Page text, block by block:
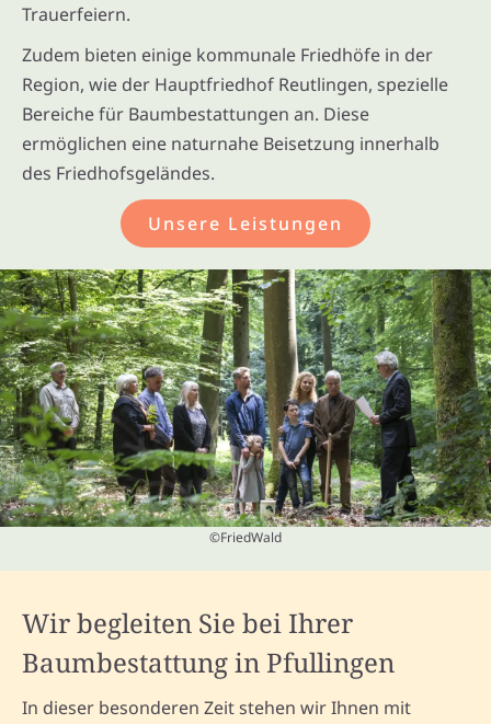
Trauerfeiern.
Zudem bieten einige kommunale Friedhöfe in der
Region, wie der Hauptfriedhof Reutlingen, spezielle
Bereiche für Baumbestattungen an. Diese
ermöglichen eine naturnahe Beisetzung innerhalb
des Friedhofsgeländes.
Unsere Leistungen
©FriedWald
Wir begleiten Sie bei Ihrer
Baumbestattung in Pfullingen
In dieser besonderen Zeit stehen wir Ihnen mit